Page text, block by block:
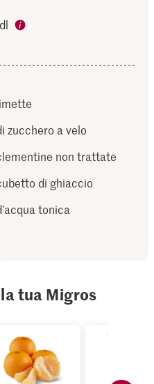
zucchero a velo
non trattate
di ghiaccio
tonica
tua Migros